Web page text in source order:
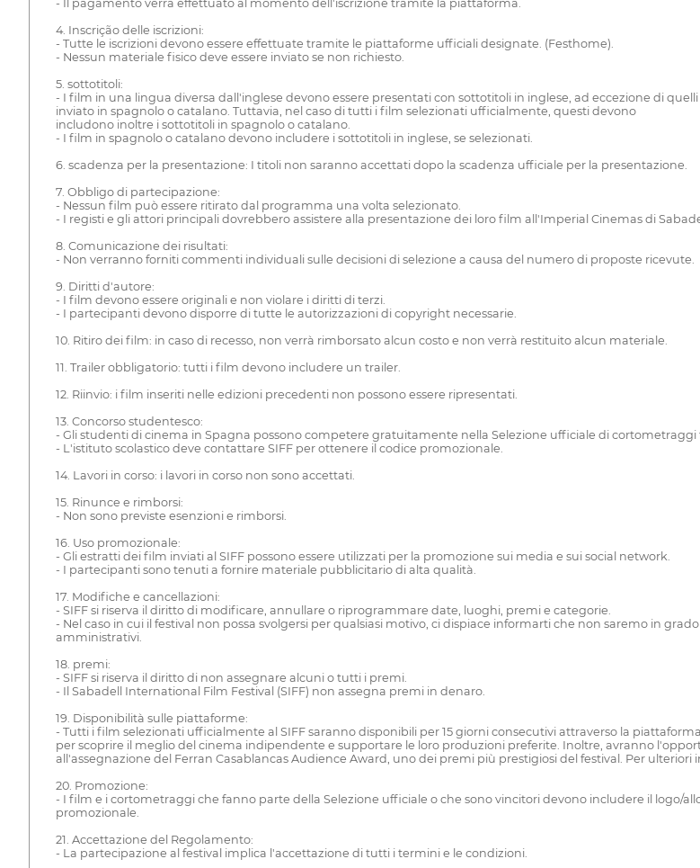
- Il pagamento verrà effettuato al momento dell'iscrizione tramite la piattaforma.
4. Inscrição delle iscrizioni:
- Tutte le iscrizioni devono essere effettuate tramite le piattaforme ufficiali designate. (Festhome).
- Nessun materiale fisico deve essere inviato se non richiesto.
5. sottotitoli:
- I film in una lingua diversa dall'inglese devono essere presentati con sottotitoli in inglese, ad eccezione di quelli
inviato in spagnolo o catalano. Tuttavia, nel caso di tutti i film selezionati ufficialmente, questi devono
includono inoltre i sottotitoli in spagnolo o catalano.
- I film in spagnolo o catalano devono includere i sottotitoli in inglese, se selezionati.
6. scadenza per la presentazione: I titoli non saranno accettati dopo la scadenza ufficiale per la presentazione.
7. Obbligo di partecipazione:
- Nessun film può essere ritirato dal programma una volta selezionato.
- I registi e gli attori principali dovrebbero assistere alla presentazione dei loro film all'Imperial Cinemas di
8. Comunicazione dei risultati:
- Non verranno forniti commenti individuali sulle decisioni di selezione a causa del numero di proposte ricevute.
9. Diritti d'autore:
- I film devono essere originali e non violare i diritti di terzi.
- I partecipanti devono disporre di tutte le autorizzazioni di copyright necessarie.
10. Ritiro dei film: in caso di recesso, non verrà rimborsato alcun costo e non verrà restituito alcun materiale.
11. Trailer obbligatorio: tutti i film devono includere un trailer.
12. Riinvio: i film inseriti nelle edizioni precedenti non possono essere ripresentati.
13. Concorso studentesco:
- Gli studenti di cinema in Spagna possono competere gratuitamente nella Selezione ufficiale di cortometraggi
- L'istituto scolastico deve contattare SIFF per ottenere il codice promozionale.
14. Lavori in corso: i lavori in corso non sono accettati.
15. Rinunce e rimborsi:
- Non sono previste esenzioni e rimborsi.
16. Uso promozionale:
- Gli estratti dei film inviati al SIFF possono essere utilizzati per la promozione sui media e sui social network.
- I partecipanti sono tenuti a fornire materiale pubblicitario di alta qualità.
17. Modifiche e cancellazioni:
- SIFF si riserva il diritto di modificare, annullare o riprogrammare date, luoghi, premi e categorie.
- Nel caso in cui il festival non possa svolgersi per qualsiasi motivo, ci dispiace informarti che non saremo in
amministrativi.
18. premi:
- SIFF si riserva il diritto di non assegnare alcuni o tutti i premi.
- Il Sabadell International Film Festival (SIFF) non assegna premi in denaro.
19. Disponibilità sulle piattaforme:
- Tutti i film selezionati ufficialmente al SIFF saranno disponibili per 15 giorni consecutivi attraverso la
per scoprire il meglio del cinema indipendente e supportare le loro produzioni preferite. Inoltre, avranno
all'assegnazione del Ferran Casablancas Audience Award, uno dei premi più prestigiosi del festival. Per
20. Promozione:
- I film e i cortometraggi che fanno parte della Selezione ufficiale o che sono vincitori devono includere il logo/
promozionale.
21. Accettazione del Regolamento:
- La partecipazione al festival implica l'accettazione di tutti i termini e le condizioni.